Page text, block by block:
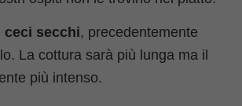
ceci secchi, precedentemente
La cottura sarà più lunga ma il
più intenso.